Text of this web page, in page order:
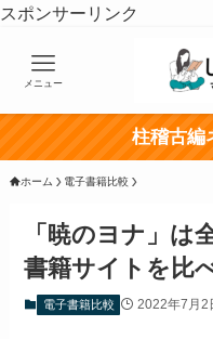
スポンサーリンク
メニュー
柱稽古編
ホーム 電子書籍比較
「暁のヨナ」は
書籍サイトを比
電子書籍比較 2022年7月2